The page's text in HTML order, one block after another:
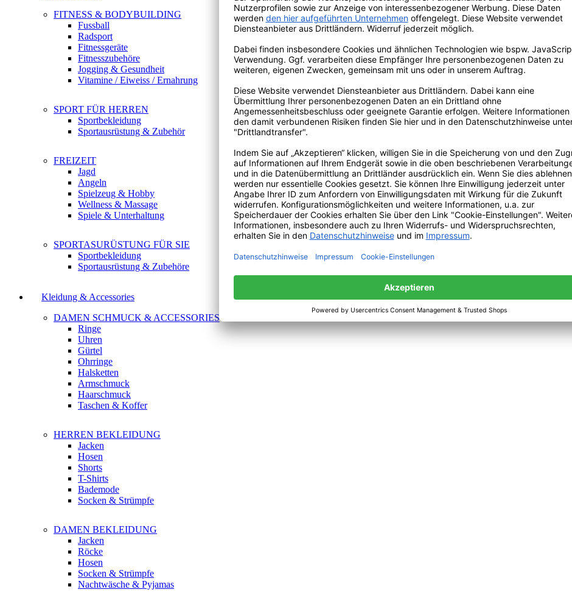
FITNESS & BODYBUILDING
Fussball
Radsport
Fitnessgeräte
Fitnesszubehöre
Jogging & Gesundheit
Vitamine / Eiweiss / Ernahrung
SPORT FÜR HERREN
Sportbekleidung
Sportausrüstung & Zubehör
FREIZEIT
Jagd
Angeln
Spielzeug & Hobby
Wellness & Massage
Spiele & Unterhaltung
SPORTASURÜSTUNG FÜR SIE
Sportbekleidung
Sportausrüstung & Zubehöre
Kleidung & Accessories
DAMEN SCHMUCK & ACCESSORIES
Ringe
Uhren
Gürtel
Ohrringe
Halsketten
Armschmuck
Haarschmuck
Taschen & Koffer
HERREN BEKLEIDUNG
Jacken
Hosen
Shorts
T-Shirts
Bademode
Socken & Strümpfe
DAMEN BEKLEIDUNG
Jacken
Röcke
Hosen
Socken & Strümpfe
Nachtwäsche & Pyjamas